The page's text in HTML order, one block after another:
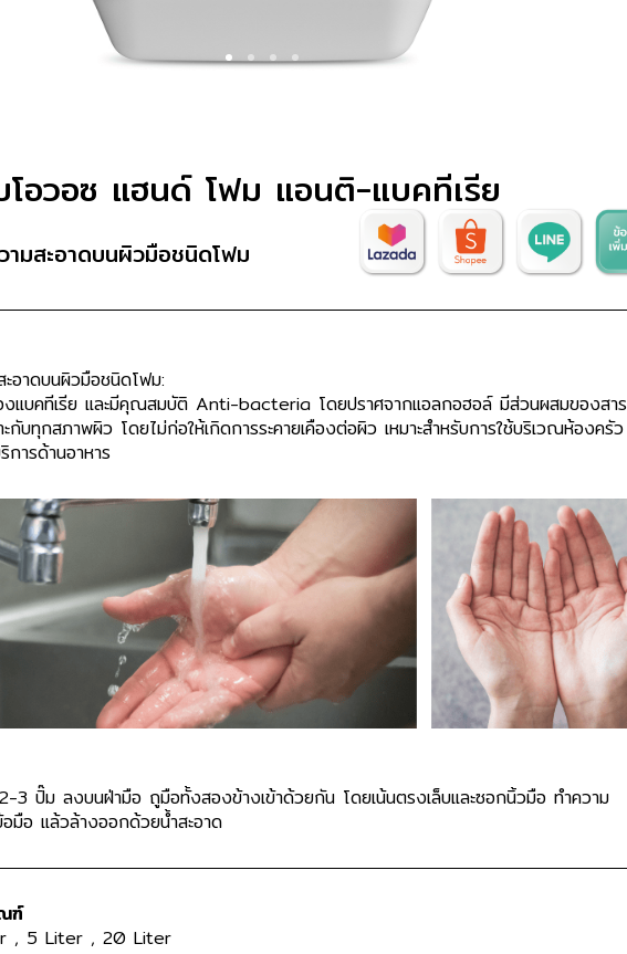
1 2 3 4
โอวอซ แฮนด์ โฟม แอนติ-แบคทีเรีย
มสะอาดบนผิวมือชนิดโฟม
อาดบนผิวมือชนิดโฟม:
งแบคทีเรีย และมีคุณสมบัติ Anti-bacteria โดยปราศจากแอลกอฮอล์ มีส่วนผสมของสาร
กับทุกสภาพผิว โดยไม่ก่อให้เกิดการระคายเคืองต่อผิว เหมาะสำหรับการใช้บริเวณห้องครัว
ารด้านอาหาร
ปั๊ม ลงบนฝ่ามือ ถูมือทั้งสองข้างเข้าด้วยกัน โดยเน้นตรงเล็บและซอกนิ้วมือ ทำความ
มือ แล้วล้างออกด้วยน้ำสะอาด
ฑ์
, 5 Liter , 20 Liter